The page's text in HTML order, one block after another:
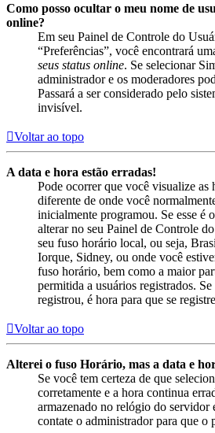
Como posso ocultar o meu nome de
online?
Em seu Painel de Controle do
“Preferências”, você encontrará
seus status online. Se selecionar
administrador e os moderadores
Passará a ser considerado pelo
invisível.
Voltar ao topo
A data e hora estão erradas!
Pode ocorrer que você visualize as
diferente de onde você
inicialmente programou. Se esse é
alterar no seu Painel de Controle
seu fuso horário local, ou seja,
Iorque, Sidney, ou onde você
fuso horário, bem como a maior
permitida a usuários registrados.
registrou, é hora para que se
Voltar ao topo
Alterei o fuso Horário, mas a data e
Se você tem certeza de que
corretamente e a hora continua
armazenado no relógio do servidor
contate o administrador para que o